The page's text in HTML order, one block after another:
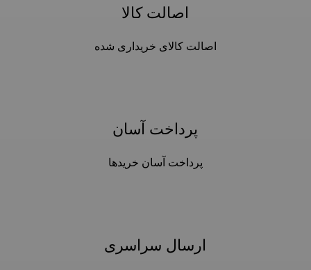
اصالت کالا
اصالت کالای خریداری شده
پرداخت آسان
پرداخت آسان خریدها
ارسال سراسری